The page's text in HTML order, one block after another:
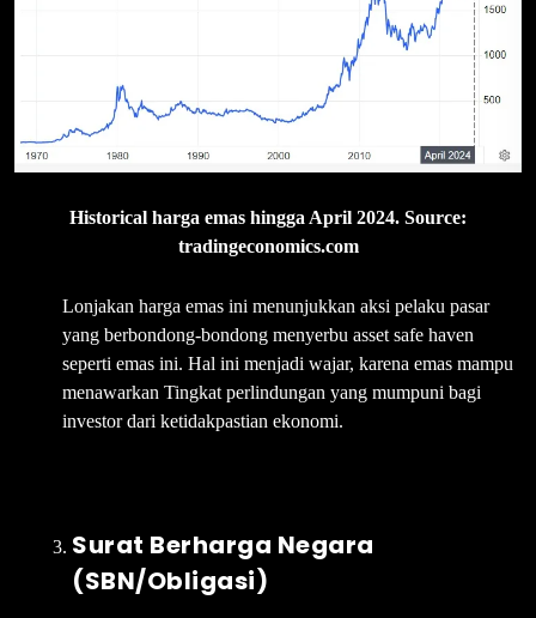
Historical harga emas hingga April 2024. Source:
tradingeconomics.com
Lonjakan harga emas ini menunjukkan aksi pelaku pasar
yang berbondong-bondong menyerbu asset safe haven
seperti emas ini. Hal ini menjadi wajar, karena emas mampu
menawarkan Tingkat perlindungan yang mumpuni bagi
investor dari ketidakpastian ekonomi.
Surat Berharga Negara
(SBN/Obligasi)